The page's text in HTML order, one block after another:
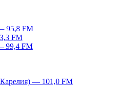
95,8 FM
FM
99,4 FM
Карелия) — 101,0 FM